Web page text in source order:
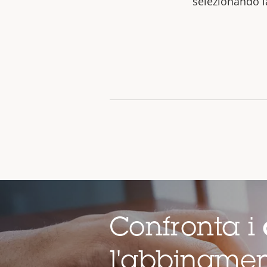
Confronta i